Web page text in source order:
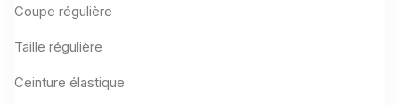
Coupe régulière
Taille régulière
Ceinture élastique